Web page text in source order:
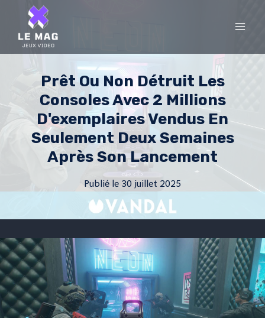
content
Prêt Ou Non Détruit Les
Consoles Avec 2 Millions
D'exemplaires Vendus En
Seulement Deux Semaines
Après Son Lancement
Publié le 30 juillet 2025